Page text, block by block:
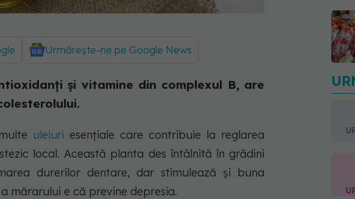
Urmărește-ne pe Google News
și vitamine din complexul B, are
uleiuri esențiale care contribuie la reglarea
local. Această planta des întâlnită în grădini
durerilor dentare, dar stimulează și buna
mărarului e că previne depresia.